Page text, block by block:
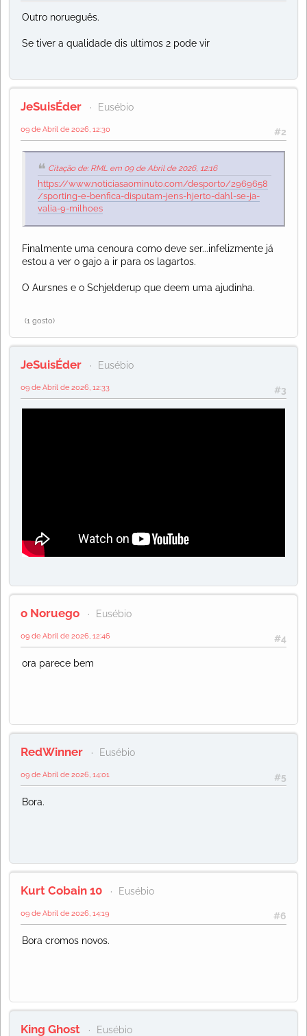
Outro norueguês.
Se tiver a qualidade dis ultimos 2 pode vir
JeSuisÉder Eusébio
#2
09 de Abril de 2026, 12:30
Citação de: RML em 09 de Abril de 2026, 12:16
https://www.noticiasaominuto.com/desporto/2969658
/sporting-e-benfica-disputam-jens-hjerto-dahl-se-ja-
valia-9-milhoes
Finalmente uma cenoura como deve ser...infelizmente já
estou a ver o gajo a ir para os lagartos.
O Aursnes e o Schjelderup que deem uma ajudinha.
(1 gosto)
JeSuisÉder Eusébio
#3
09 de Abril de 2026, 12:33
o Noruego Eusébio
#4
09 de Abril de 2026, 12:46
ora parece bem
RedWinner Eusébio
#5
09 de Abril de 2026, 14:01
Bora.
Kurt Cobain 10 Eusébio
#6
09 de Abril de 2026, 14:19
Bora cromos novos.
King Ghost Eusébio